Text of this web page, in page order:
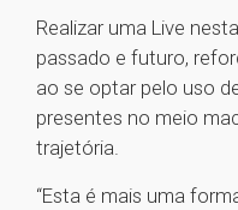
Realizar uma Live
passado e futuro,
ao se optar pelo uso
presentes no meio
trajetória.
“Esta é mais uma